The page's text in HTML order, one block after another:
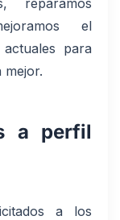
el
para
mejor.
a perfil
a los